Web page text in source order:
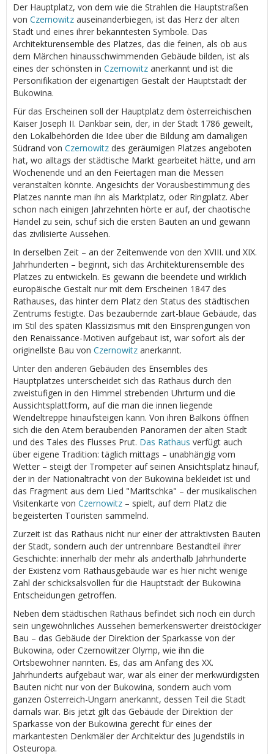
Der Hauptplatz, von dem wie die Strahlen die Hauptstraßen
von Czernowitz auseinanderbiegen, ist das Herz der alten
Stadt und eines ihrer bekanntesten Symbole. Das
Architekturensemble des Platzes, das die feinen, als ob aus
dem Märchen hinausschwimmenden Gebäude bilden, ist als
eines der schönsten in Czernowitz anerkannt und ist die
Personifikation der eigenartigen Gestalt der Hauptstadt der
Bukowina.
Für das Erscheinen soll der Hauptplatz dem österreichischen
Kaiser Joseph ІІ. Dankbar sein, der, in der Stadt 1786 geweilt,
den Lokalbehörden die Idee über die Bildung am damaligen
Südrand von Czernowitz des geräumigen Platzes angeboten
hat, wo alltags der städtische Markt gearbeitet hätte, und am
Wochenende und an den Feiertagen man die Messen
veranstalten könnte. Angesichts der Vorausbestimmung des
Platzes nannte man ihn als Marktplatz, oder Ringplatz. Aber
schon nach einigen Jahrzehnten hörte er auf, der chaotische
Handel zu sein, schuf sich die ersten Bauten an und gewann
das zivilisierte Aussehen.
In derselben Zeit – an der Zeitenwende von den XVIII. und ХІХ.
Jahrhunderten – beginnt, sich das Architekturensemble des
Platzes zu entwickeln. Es gewann die beendete und wirklich
europäische Gestalt nur mit dem Erscheinen 1847 des
Rathauses, das hinter dem Platz den Status des städtischen
Zentrums festigte. Das bezaubernde zart-blaue Gebäude, das
im Stil des späten Klassizismus mit den Einsprengungen von
den Renaissance-Motiven aufgebaut ist, war sofort als der
originellste Bau von Czernowitz anerkannt.
Unter den anderen Gebäuden des Ensembles des
Hauptplatzes unterscheidet sich das Rathaus durch den
zweistufigen in den Himmel strebenden Uhrturm und die
Aussichtsplattform, auf die man die innen liegende
Wendeltreppe hinaufsteigen kann. Von ihren Balkons öffnen
sich die den Atem beraubenden Panoramen der alten Stadt
und des Tales des Flusses Prut. Das Rathaus verfügt auch
über eigene Tradition: täglich mittags – unabhängig vom
Wetter – steigt der Trompeter auf seinen Ansichtsplatz hinauf,
der in der Nationaltracht von der Bukowina bekleidet ist und
das Fragment aus dem Lied "Maritschka" – der musikalischen
Visitenkarte von Czernowitz – spielt, auf dem Platz die
begeisterten Touristen sammelnd.
Zurzeit ist das Rathaus nicht nur einer der attraktivsten Bauten
der Stadt, sondern auch der untrennbare Bestandteil ihrer
Geschichte: innerhalb der mehr als anderthalb Jahrhunderte
der Existenz vom Rathausgebäude war es hier nicht wenige
Zahl der schicksalsvollen für die Hauptstadt der Bukowina
Entscheidungen getroffen.
Neben dem städtischen Rathaus befindet sich noch ein durch
sein ungewöhnliches Aussehen bemerkenswerter dreistöckiger
Bau – das Gebäude der Direktion der Sparkasse von der
Bukowina, oder Czernowitzer Olymp, wie ihn die
Ortsbewohner nannten. Es, das am Anfang des XX.
Jahrhunderts aufgebaut war, war als einer der merkwürdigsten
Bauten nicht nur von der Bukowina, sondern auch vom
ganzen Österreich-Ungarn anerkannt, dessen Teil die Stadt
damals war. Bis jetzt gilt das Gebäude der Direktion der
Sparkasse von der Bukowina gerecht für eines der
markantesten Denkmäler der Architektur des Jugendstils in
Osteuropa.